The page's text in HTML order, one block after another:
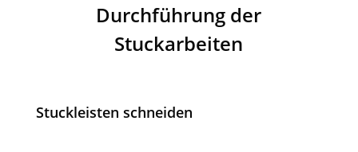
Durchführung der
Stuckarbeiten
Stuckleisten schneiden